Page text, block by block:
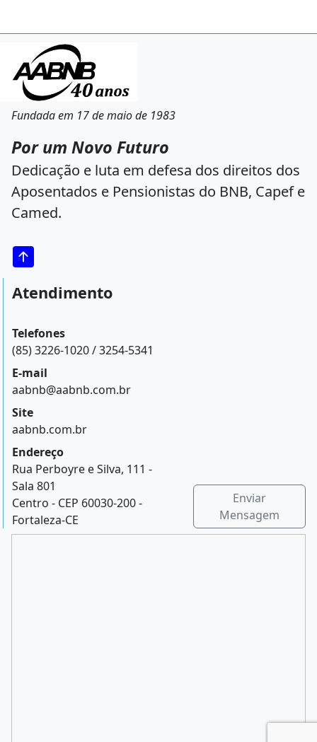
Fundada em 17 de maio de 1983
Por um Novo Futuro
Dedicação e luta em defesa dos direitos dos
Aposentados e Pensionistas do BNB, Capef e
Camed.
Atendimento
Telefones
(85) 3226-1020 / 3254-5341
E-mail
aabnb@aabnb.com.br
Site
aabnb.com.br
Endereço
Rua Perboyre e Silva, 111 -
Sala 801
Centro - CEP 60030-200 -
Fortaleza-CE
Enviar
Mensagem